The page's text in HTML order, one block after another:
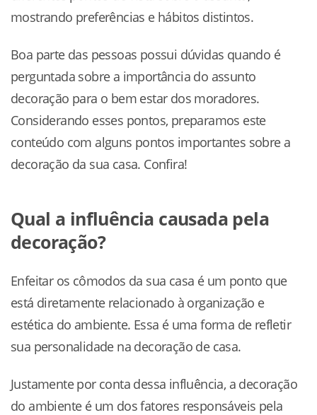
mostrando preferências e hábitos distintos.
Boa parte das pessoas possui dúvidas quando é
perguntada sobre a importância do assunto
decoração para o bem estar dos moradores.
Considerando esses pontos, preparamos este
conteúdo com alguns pontos importantes sobre a
decoração da sua casa. Confira!
Qual a influência causada pela
decoração?
Enfeitar os cômodos da sua casa é um ponto que
está diretamente relacionado à organização e
estética do ambiente. Essa é uma forma de refletir
sua personalidade na decoração de casa.
Justamente por conta dessa influência, a decoração
do ambiente é um dos fatores responsáveis pela